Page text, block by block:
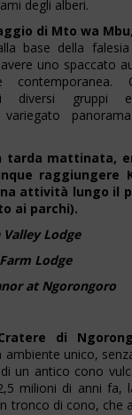
degli alberi.
di Mto wa Mbu
base della
uno spaccato
diversi gruppi
tarda mattinata,
raggiungere
attività lungo il
ai parchi).
Lodge
Lodge
at Ngorongoro
di
unico,
un antico cono
milioni di anni fa,
tronco di cono, che